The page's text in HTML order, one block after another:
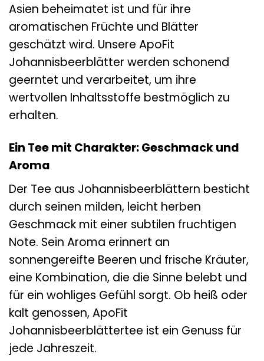
Asien beheimatet ist und für ihre
aromatischen Früchte und Blätter
geschätzt wird. Unsere ApoFit
Johannisbeerblätter werden schonend
geerntet und verarbeitet, um ihre
wertvollen Inhaltsstoffe bestmöglich zu
erhalten.
Ein Tee mit Charakter: Geschmack und
Aroma
Der Tee aus Johannisbeerblättern besticht
durch seinen milden, leicht herben
Geschmack mit einer subtilen fruchtigen
Note. Sein Aroma erinnert an
sonnengereifte Beeren und frische Kräuter,
eine Kombination, die die Sinne belebt und
für ein wohliges Gefühl sorgt. Ob heiß oder
kalt genossen, ApoFit
Johannisbeerblättertee ist ein Genuss für
jede Jahreszeit.